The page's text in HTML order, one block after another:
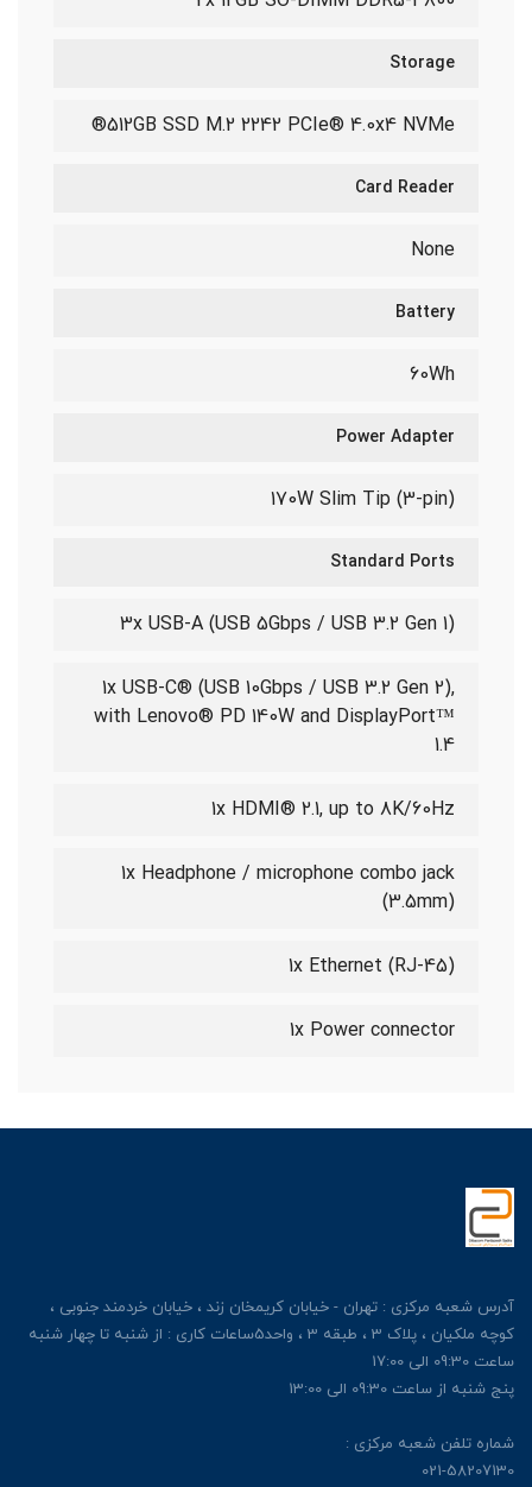
Storage
512GB SSD M.2 2242 PCIe® 4.0x4 NVMe®
Card Reader
None
Battery
60Wh
Power Adapter
170W Slim Tip (3-pin)
Standard Ports
3x USB-A (USB 5Gbps / USB 3.2 Gen 1)
1x USB-C® (USB 10Gbps / USB 3.2 Gen 2),
with Lenovo® PD 140W and DisplayPort™
1.4
1x HDMI® 2.1, up to 8K/60Hz
1x Headphone / microphone combo jack
(3.5mm)
1x Ethernet (RJ-45)
1x Power connector
آدرس شعبه مرکزی : تهران - خیابان کریمخان زند ، خیابان خردمند جنوبی ،
کوچه ملکیان ، پلاک 3 ، طبقه 3 ، واحد5ساعات کاری : از شنبه تا چهار شنبه
ساعت 09:30 الی 17:00
پنج شنبه از ساعت 09:30 الی 13:00
شماره تلفن شعبه مرکزی :
021-58207130